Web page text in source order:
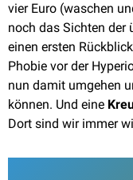
vier Euro (waschen
noch das Sichten der
einen ersten
Phobie vor der
nun damit umgehen
können. Und eine
Dort sind wir immer